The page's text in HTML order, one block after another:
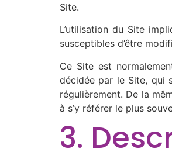
Site.
L’utilisation du Site
susceptibles d’être
Ce Site est
décidée par le Site, qui
régulièrement. De la
à s’y référer le plus
3.